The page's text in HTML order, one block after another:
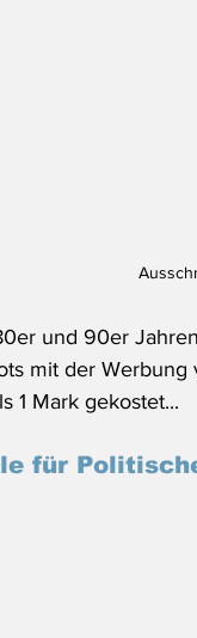
und 90er
mit der Werbung
1 Mark gekostet...
für